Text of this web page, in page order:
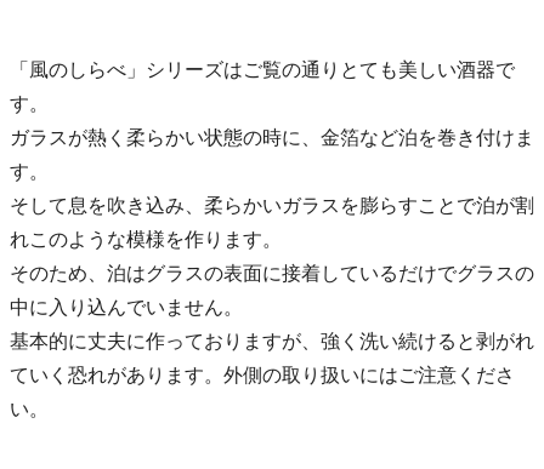
「風のしらべ」シリーズはご覧の通りとても美しい酒器で
す。
ガラスが熱く柔らかい状態の時に、金箔など泊を巻き付けま
す。
そして息を吹き込み、柔らかいガラスを膨らすことで泊が割
れこのような模様を作ります。
そのため、泊はグラスの表面に接着しているだけでグラスの
中に入り込んでいません。
基本的に丈夫に作っておりますが、強く洗い続けると剥がれ
ていく恐れがあります。外側の取り扱いにはご注意くださ
い。